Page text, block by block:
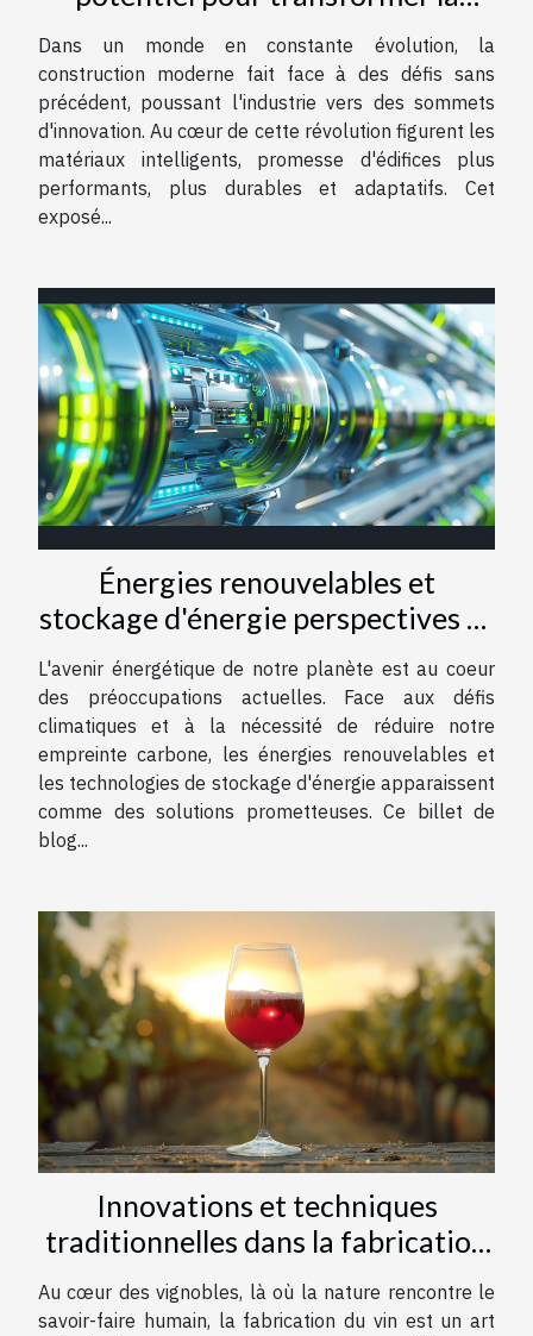
construction moderne
Dans un monde en constante évolution, la
construction moderne fait face à des défis sans
précédent, poussant l'industrie vers des sommets
d'innovation. Au cœur de cette révolution figurent les
matériaux intelligents, promesse d'édifices plus
performants, plus durables et adaptatifs. Cet
exposé...
Énergies renouvelables et
stockage d'énergie perspectives et
technologies d'avenir
L'avenir énergétique de notre planète est au coeur
des préoccupations actuelles. Face aux défis
climatiques et à la nécessité de réduire notre
empreinte carbone, les énergies renouvelables et
les technologies de stockage d'énergie apparaissent
comme des solutions prometteuses. Ce billet de
blog...
Innovations et techniques
traditionnelles dans la fabrication
du vin
Au cœur des vignobles, là où la nature rencontre le
savoir-faire humain, la fabrication du vin est un art